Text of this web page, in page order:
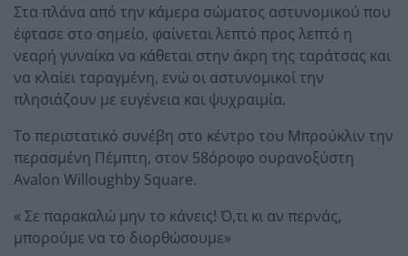
Στα πλάνα από την κάμερα σώματος αστυνομικού που
έφτασε στο σημείο, φαίνεται λεπτό προς λεπτό η
νεαρή γυναίκα να κάθεται στην άκρη της ταράτσας και
να κλαίει ταραγμένη, ενώ οι αστυνομικοί την
πλησιάζουν με ευγένεια και ψυχραιμία.
Το περιστατικό συνέβη στο κέντρο του Μπρούκλιν την
περασμένη Πέμπτη, στον 58όροφο ουρανοξύστη
Avalon Willoughby Square.
« Σε παρακαλώ μην το κάνεις! Ό,τι κι αν περνάς,
μπορούμε να το διορθώσουμε»